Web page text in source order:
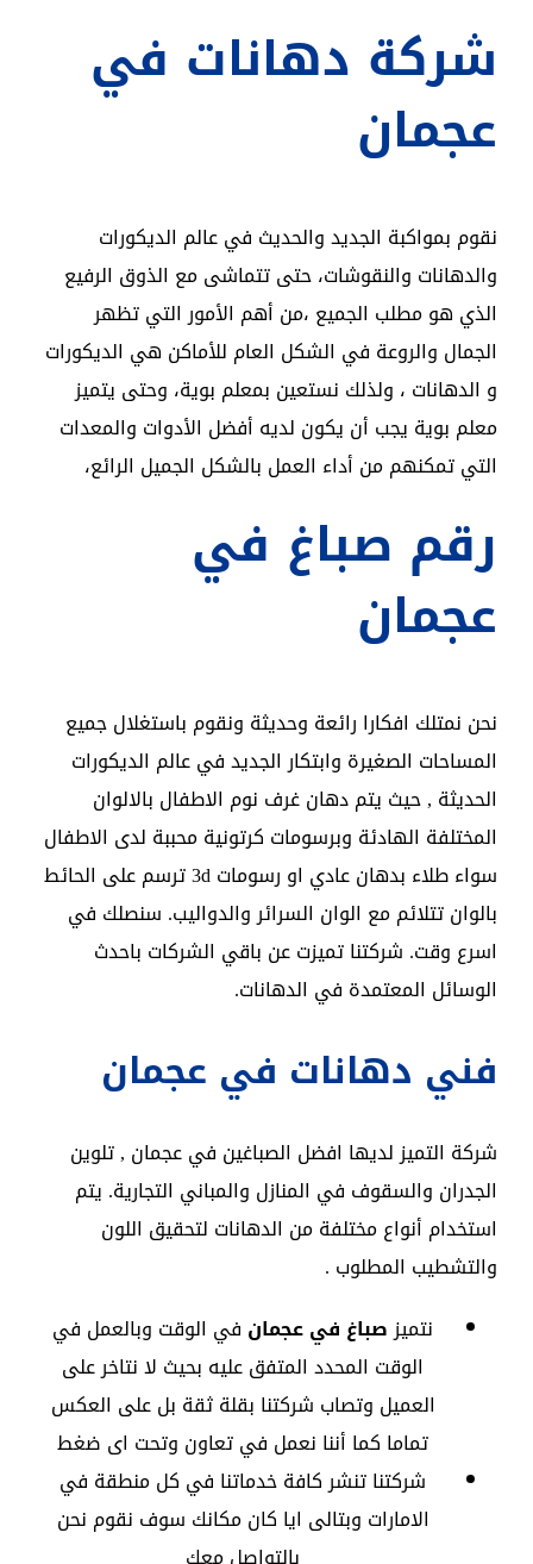
شركة دهانات في
عجمان
نقوم بمواكبة الجديد والحديث في عالم الديكورات
والدهانات والنقوشات، حتى تتماشى مع الذوق الرفيع
الذي هو مطلب الجميع ،من أهم الأمور التي تظهر
الجمال والروعة في الشكل العام للأماكن هي الديكورات
و الدهانات ، ولذلك نستعين بمعلم بوية، وحتى يتميز
معلم بوية يجب أن يكون لديه أفضل الأدوات والمعدات
التي تمكنهم من أداء العمل بالشكل الجميل الرائع،
رقم صباغ في
عجمان
نحن نمتلك افكارا رائعة وحديثة ونقوم باستغلال جميع
المساحات الصغيرة وابتكار الجديد في عالم الديكورات
الحديثة , حيث يتم دهان غرف نوم الاطفال بالالوان
المختلفة الهادئة وبرسومات كرتونية محببة لدى الاطفال
سواء طلاء بدهان عادي او رسومات 3d ترسم على الحائط
بالوان تتلائم مع الوان السرائر والدواليب. سنصلك في
اسرع وقت. شركتنا تميزت عن باقي الشركات باحدث
الوسائل المعتمدة في الدهانات.
فني دهانات في عجمان
شركة التميز لديها افضل الصباغين في عجمان , تلوين
الجدران والسقوف في المنازل والمباني التجارية. يتم
استخدام أنواع مختلفة من الدهانات لتحقيق اللون
والتشطيب المطلوب .
نتميزصباغ في عجمان في الوقت وبالعمل في
الوقت المحدد المتفق عليه بحيث لا نتاخر على
العميل وتصاب شركتنا بقلة ثقة بل على العكس
تماما كما أننا نعمل في تعاون وتحت اى ضغط
شركتنا تنشر كافة خدماتنا في كل منطقة في
الامارات وبتالى ايا كان مكانك سوف نقوم نحن